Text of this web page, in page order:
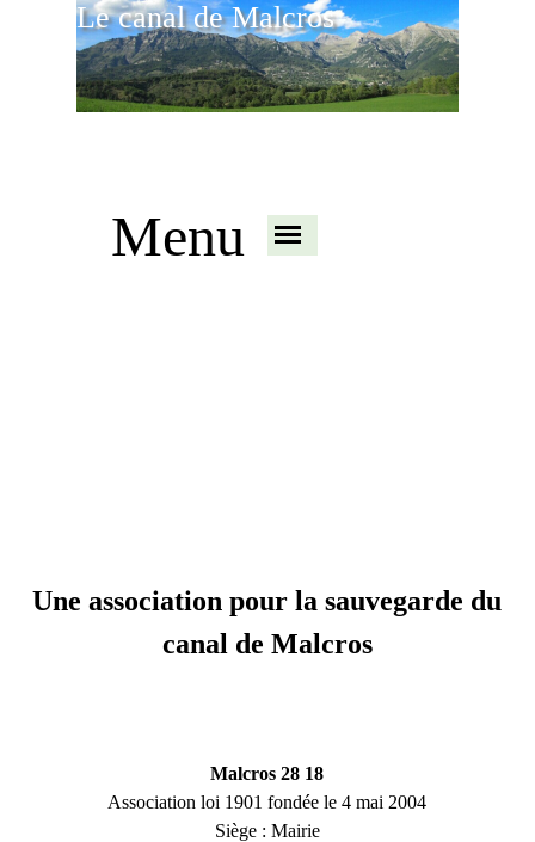
Le canal de Malcros
Menu
Une association pour la sauvegarde du
canal de Malcros
Malcros 28 18
Association loi 1901 fondée le 4 mai 2004
Siège : Mairie